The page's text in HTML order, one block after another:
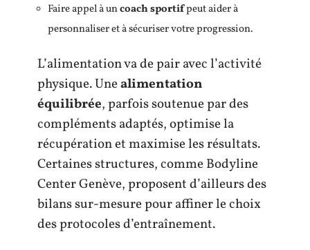
Faire appel à uncoach sportifpeut aider à
personnaliser et à sécuriser votre progression.
L’alimentation va de pair avec l’activité
physique. Unealimentation
équilibrée, parfois soutenue par des
compléments adaptés, optimise la
récupération et maximise les résultats.
Certaines structures, comme Bodyline
Center Genève, proposent d’ailleurs des
bilans sur-mesure pour affiner le choix
des protocoles d’entraînement.